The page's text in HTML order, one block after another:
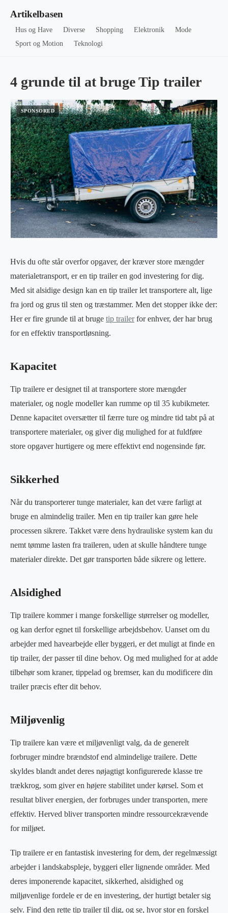
Artikelbasen
Hus og Have Diverse Shopping Elektronik
Mode
Sport og Motion
Teknologi
4 grunde til at bruge Tip trailer
Hvis du ofte står overfor opgaver, der kræver store mængder
materialetransport, er en tip trailer en god investering for dig.
Med sit alsidige design kan en tip trailer let transportere alt, lige
fra jord og grus til sten og træstammer. Men det stopper ikke der:
Her er fire grunde til at bruge tip trailerfor enhver, der har brug
for en effektiv transportløsning.
Kapacitet
Tip trailere er designet til at transportere store mængder
materialer, og nogle modeller kan rumme op til 35 kubikmeter.
Denne kapacitet oversætter til færre ture og mindre tid tabt på at
transportere materialer, og giver dig mulighed for at fuldføre
store opgaver hurtigere og mere effektivt end nogensinde før.
Sikkerhed
Når du transporterer tunge materialer, kan det være farligt at
bruge en almindelig trailer. Men en tip trailer kan gøre hele
processen sikrere. Takket være dens hydrauliske system kan du
nemt tømme lasten fra traileren, uden at skulle håndtere tunge
materialer direkte. Det gør transporten både sikrere og lettere.
Alsidighed
Tip trailere kommer i mange forskellige størrelser og modeller,
og kan derfor egnet til forskellige arbejdsbehov. Uanset om du
arbejder med havearbejde eller byggeri, er det muligt at finde en
tip trailer, der passer til dine behov. Og med mulighed for at adde
tilbehør som kraner, tippelad og bremser, kan du modificere din
trailer præcis efter dit behov.
Miljøvenlig
Tip trailere kan være et miljøvenligt valg, da de generelt
forbruger mindre brændstof end almindelige trailere. Dette
skyldes blandt andet deres nøjagtigt konfigurerede klasse tre
trækkrog, som giver en højere stabilitet under kørsel. Som et
resultat bliver energien, der forbruges under transporten, mere
effektiv. Herved bliver transporten mindre ressourcekrævende
for miljøet.
Tip trailere er en fantastisk investering for dem, der regelmæssigt
arbejder i landskabspleje, byggeri eller lignende områder. Med
deres imponerende kapacitet, sikkerhed, alsidighed og
miljøvenlige fordele er de en investering, der hurtigt betaler sig
selv. Find den rette tip trailer til dig, og se, hvor stor en forskel